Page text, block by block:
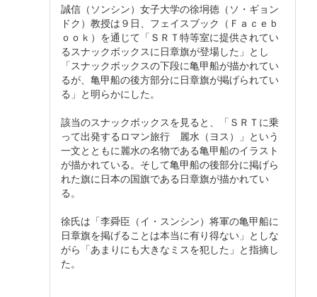
誠信（ソンシン）女子大学の徐坰徳（ソ・ギョン
ドク）教授は９日、フェイスブック（Ｆａｃｅｂ
ｏｏｋ）を通じて「ＳＲＴ特等室に提供されてい
るスナックボックスに日章旗が登場した」とし
「スナックボックスの下段に亀甲船が描かれてい
るが、亀甲船の後方部分に日章旗が掲げられてい
る」と明らかにした。
該当のスナックボックスを見ると、「ＳＲＴに乗
って出発するロマン旅行 麗水（ヨス）」という
一文とともに麗水の名物である亀甲船のイラスト
が描かれている。そして亀甲船の後部分に掲げら
れた旗に日本の国旗である日章旗が描かれてい
る。
徐氏は「李舜臣（イ・スンシン）将軍の亀甲船に
日章旗を掲げることは本当に有り得ない」としな
がら「あまりにも大きなミスを犯した」と指摘し
た。